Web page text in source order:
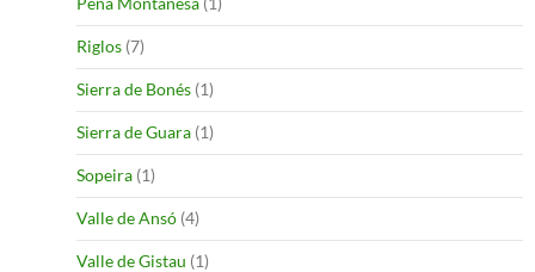
Riglos (7)
Sierra de Bonés (1)
Sierra de Guara (1)
Sopeira (1)
Valle de Ansó (4)
Valle de Gistau (1)